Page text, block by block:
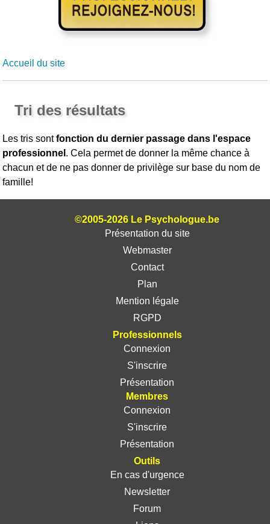
Accueil du site
Tri des résultats
Les tris sontfonction du dernier passage dans l'espace
professionnel . Cela permet de donner la même chance à
chacun et de ne pas donner de privilège sur base du nom de
famille!
©2005-2026 Le Psychologue.be
Présentation du site
Webmaster
Contact
Plan
Mention légale
RGPD
Professionnels
Connexion
S'inscrire
Présentation
Membres
Connexion
S'inscrire
Présentation
Outils
En cas d'urgence
Newsletter
Forum